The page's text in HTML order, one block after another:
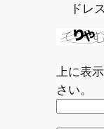
ドレ
上に表
さい。